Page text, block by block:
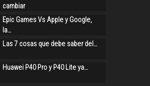
cambiar
Epic Games Vs Apple y Google,
la…
Las 7 cosas que debe saber del…
Huawei P40 Pro y P40 Lite ya…